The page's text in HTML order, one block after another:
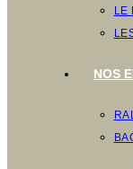
LE
NOS